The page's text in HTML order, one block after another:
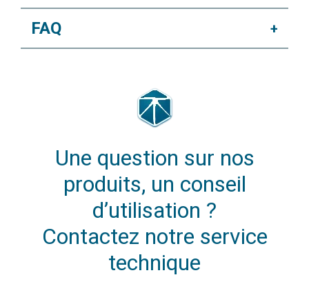
FAQ +
Une question sur nos
produits, un conseil
d’utilisation ?
Contactez notre service
technique